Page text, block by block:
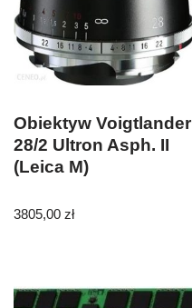
Obiektyw Voigtlander
28/2 Ultron Asph. II
(Leica M)
3805,00 zł